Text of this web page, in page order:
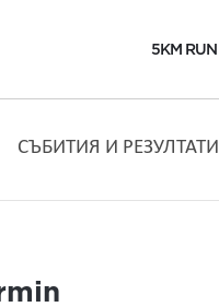
5KM RUN
СЪБИТИЯ И РЕЗУЛТАТИ